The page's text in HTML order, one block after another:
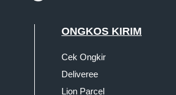
ONGKOS KIRIM
Cek Ongkir
Deliveree
Lion Parcel